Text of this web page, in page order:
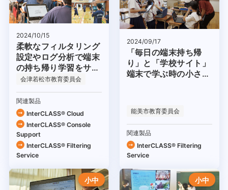
2024/10/15
柔軟なフィルタリング
設定やログ分析で端末
の持ち帰り学習をサポ
ート
会津若松市教育委員会
関連製品
InterCLASS® Cloud
InterCLASS®︎ Console
Support
InterCLASS®︎ Filtering
Service
2024/09/17
「毎日の端末持ち帰
り」と「学校サイト」
端末で学ぶ時の小さな
能美市教育委員会
関連製品
InterCLASS®︎ Filtering
Service
小中 小中